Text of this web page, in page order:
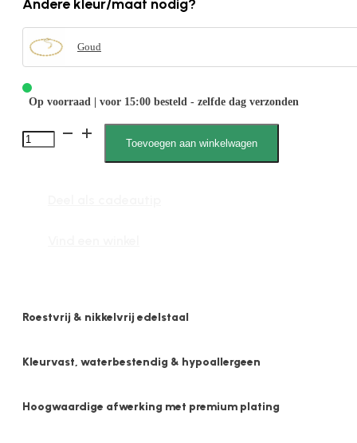
Andere kleur/maat nodig?
Goud
Op voorraad | voor 15:00 besteld - zelfde dag verzonden
2557
Toevoegen aan winkelwagen
Roestvrij & nikkelvrij edelstaal
Kleurvast, waterbestendig & hypoallergeen
Hoogwaardige afwerking met premium plating